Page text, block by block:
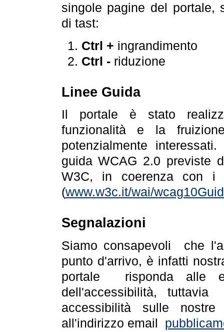
singole pagine del portale,
di tast:
Ctrl + ingrandimento
Ctrl -riduzione
Linee Guida
Il portale è stato
funzionalità e la
potenzialmente
guida WCAG 2.0 previste
W3C, in coerenza con i
(www.w3c.it/wai/
Segnalazioni
Siamo consapevoli che
punto d'arrivo, è infatti
portale risponda alle
dell'accessibilità,
accessibilità sulle
all'indirizzo email